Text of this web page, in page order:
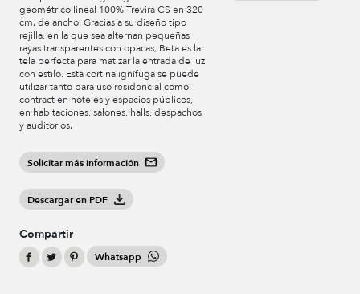
geométrico lineal 100% Trevira CS en 320
cm. de ancho. Gracias a su diseño tipo
rejilla, en la que sea alternan pequeñas
rayas transparentes con opacas, Beta es la
tela perfecta para matizar la entrada de luz
con estilo. Esta cortina ignífuga se puede
utilizar tanto para uso residencial como
contract en hoteles y espacios públicos,
en habitaciones, salones, halls, despachos
y auditorios.
Solicitar más información
Descargar en PDF
Compartir
Whatsapp